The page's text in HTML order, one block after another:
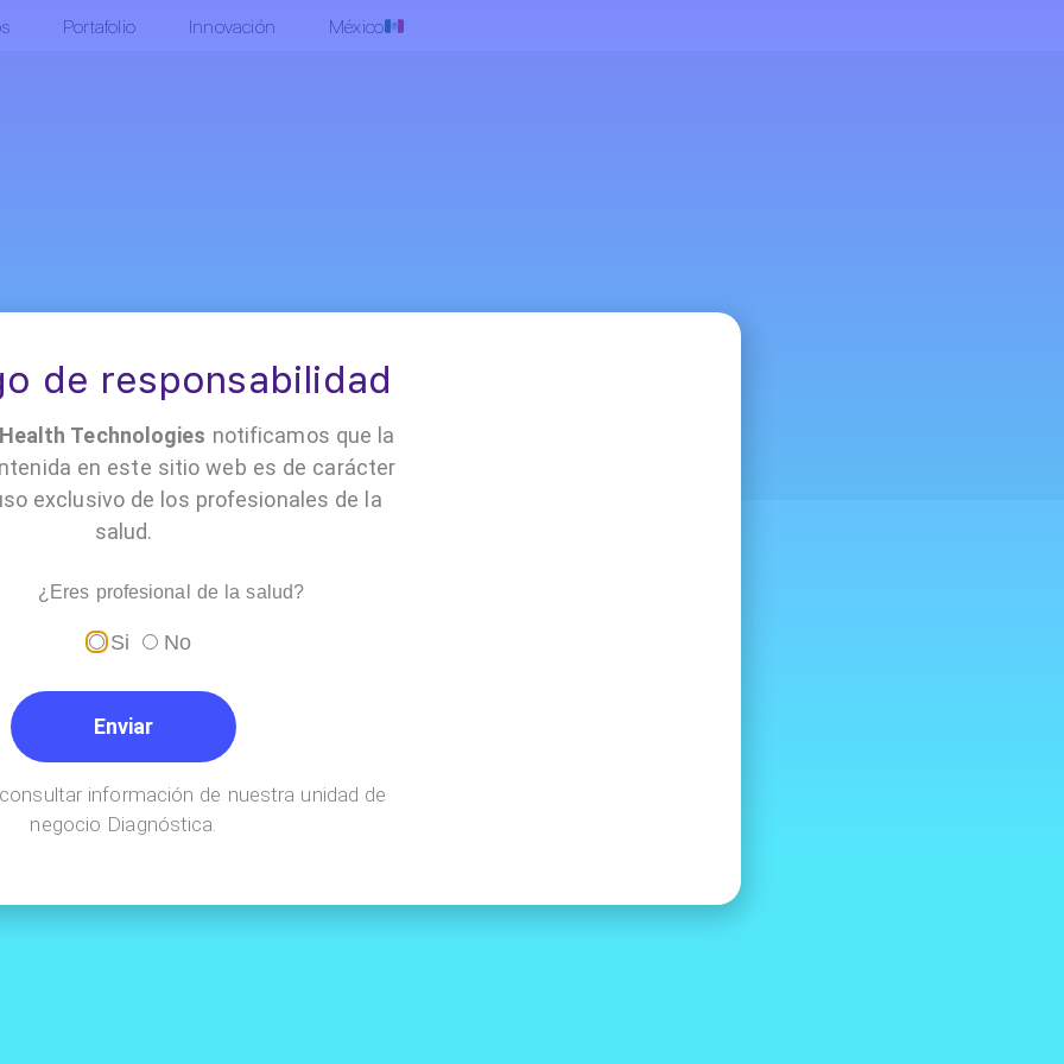
Portafolio Innovación México
• Políticas y documentación Trabaja con nosotros
de responsabilidad
Technologies notificamos que la
en este sitio web es de carácter
exclusivo de los profesionales de la
salud.
¿Eres profesional de la salud?
Si No
Enviar
información de nuestra unidad de
negocio Diagnóstica.